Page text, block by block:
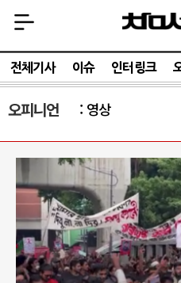
전체기사 이슈 인터링크
오피니언 영상